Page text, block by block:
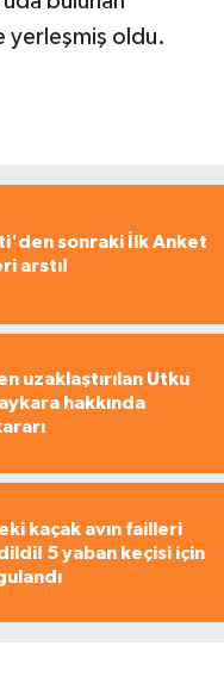
yerleşmiş oldu.
sonraki İlk Anket
arstı!
uzaklaştırılan Utku
hakkında
kaçak avın failleri
5 yaban keçisi için